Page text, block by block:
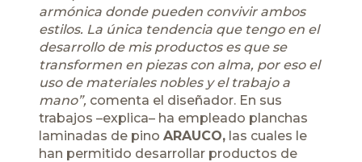
armónica donde pueden convivir ambos
estilos. La única tendencia que tengo en el
desarrollo de mis productos es que se
transformen en piezas con alma, por eso el
uso de materiales nobles y el trabajo a
mano”, comenta el diseñador. En sus
trabajos –explica– ha empleado planchas
laminadas de pino ARAUCO, las cuales le
han permitido desarrollar productos de